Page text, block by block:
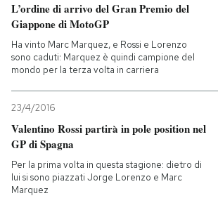
Entra
L’ordine di arrivo del Gran Premio del
Giappone di MotoGP
Ha vinto Marc Marquez, e Rossi e Lorenzo
sono caduti: Marquez è quindi campione del
mondo per la terza volta in carriera
23/4/2016
Valentino Rossi partirà in pole position nel
GP di Spagna
Per la prima volta in questa stagione: dietro di
lui si sono piazzati Jorge Lorenzo e Marc
Marquez